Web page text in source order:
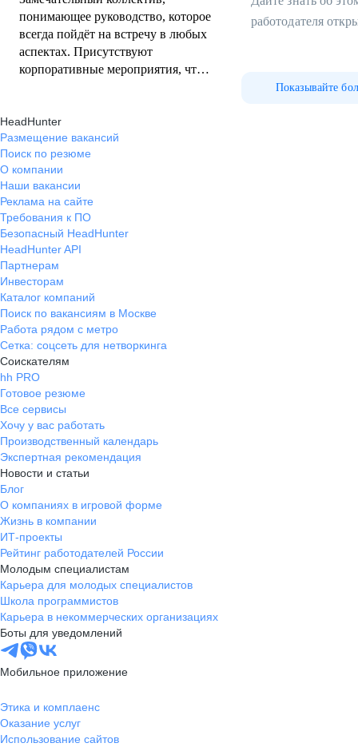
понимающее руководство, которое
всегда пойдёт на встречу в любых
аспектах. Присутствуют
корпоративные мероприятия, что
работодателя
Показывайте
HeadHunter
Размещение вакансий
Поиск по резюме
О компании
Наши вакансии
Реклама на сайте
Требования к ПО
Безопасный HeadHunter
HeadHunter API
Партнерам
Инвесторам
Каталог компаний
Поиск по вакансиям в Москве
Работа рядом с метро
Сетка: соцсеть для нетворкинга
Соискателям
hh PRO
Готовое резюме
Все сервисы
Хочу у вас работать
Производственный календарь
Экспертная рекомендация
Новости и статьи
Блог
О компаниях в игровой форме
Жизнь в компании
ИТ-проекты
Рейтинг работодателей России
Молодым специалистам
Карьера для молодых специалистов
Школа программистов
Карьера в некоммерческих организациях
Боты для уведомлений
Мобильное приложение
Этика и комплаенс
Оказание услуг
Использование сайтов